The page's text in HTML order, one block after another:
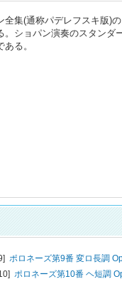
集(通称パデレフスキ版)
ショパン演奏のスタンダ
る。
ポロネーズ第9番 変ロ長調
ポロネーズ第10番 ヘ短調